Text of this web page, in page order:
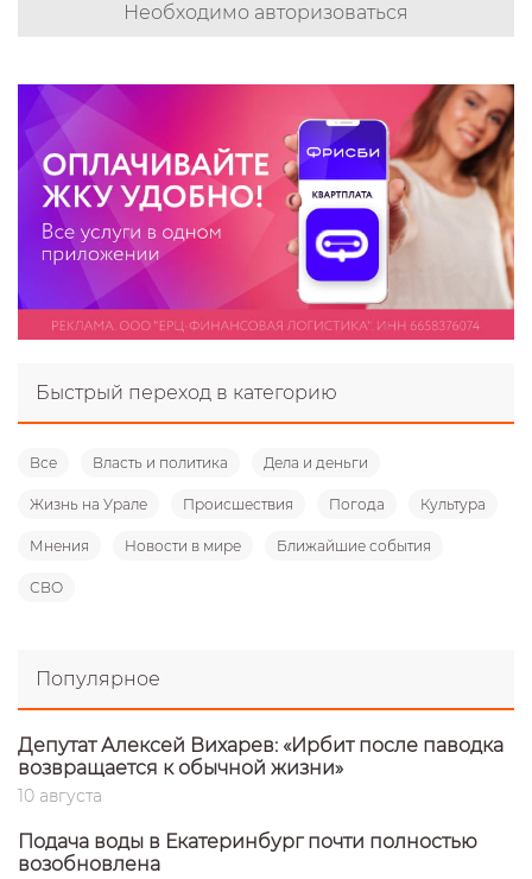
Необходимо авторизоваться
Быстрый переход в категорию
Все Власть и политика Дела и деньги
Жизнь на Урале Происшествия Погода Культура
Мнения Новости в мире Ближайшие события
СВО
Популярное
Депутат Алексей Вихарев: «Ирбит после паводка
возвращается к обычной жизни»
10 августа
Подача воды в Екатеринбург почти полностью
возобновлена